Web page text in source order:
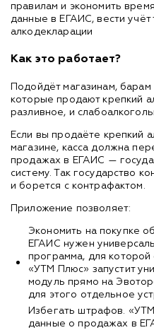
правилам и экономить
данные в ЕГАИС, вести учёт
алкодекларации
Как это работает?
Подойдёт магазинам,
которые продают крепкий
разливное, и
Если вы продаёте крепкий
магазине, касса должна
продажах в ЕГАИС —
систему. Так государство
и борется с контрафактом.
Приложение позволяет:
Экономить на покупке
ЕГАИС нужен
программа, для
«УТМ Плюс» запустит
модуль прямо на
для этого отдельное
Избегать штрафов.
данные о продажах в